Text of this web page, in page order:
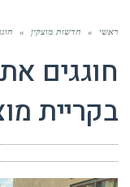
ראשי » חדשות מוצקין »
חוגגים
בקריית